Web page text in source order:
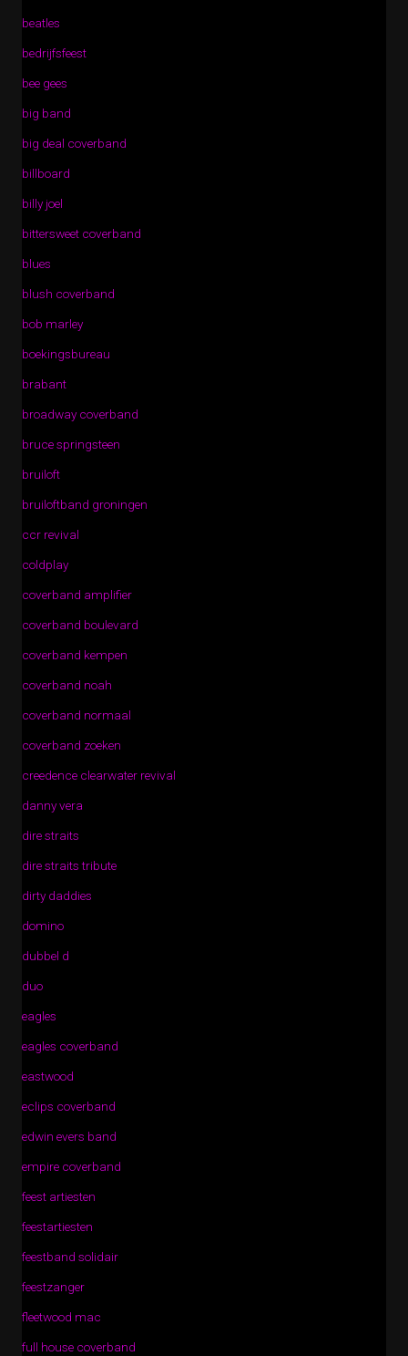
beatles
bedrijfsfeest
bee gees
big band
big deal coverband
billboard
billy joel
bittersweet coverband
blues
blush coverband
bob marley
boekingsbureau
brabant
broadway coverband
bruce springsteen
bruiloft
bruiloftband groningen
ccr revival
coldplay
coverband amplifier
coverband boulevard
coverband kempen
coverband noah
coverband normaal
coverband zoeken
creedence clearwater revival
danny vera
dire straits
dire straits tribute
dirty daddies
domino
dubbel d
duo
eagles
eagles coverband
eastwood
eclips coverband
edwin evers band
empire coverband
feest artiesten
feestartiesten
feestband solidair
feestzanger
fleetwood mac
full house coverband